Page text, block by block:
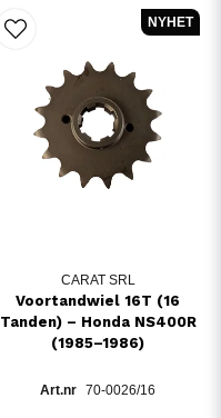
CARAT SRL
Voortandwiel 16T (16
Tanden) – Honda NS400R
(1985–1986)
70-0026/16
NYHET